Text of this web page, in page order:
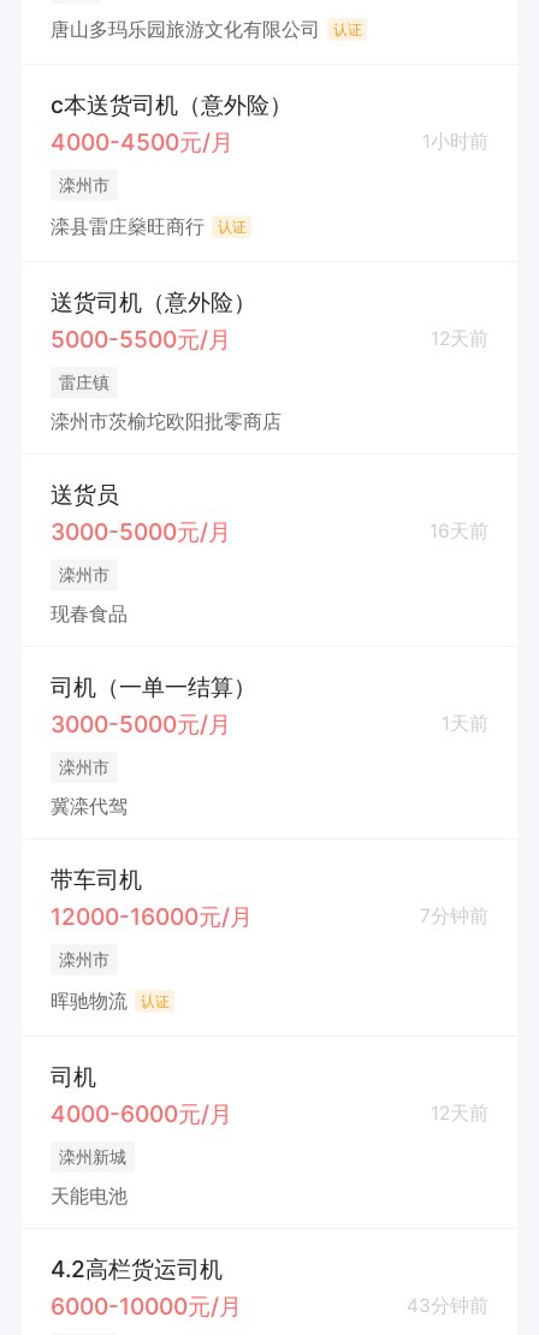
唐山多玛乐园旅游文化有限公司 认证
c本送货司机（意外险）
4000-4500元/月
1小时前
滦州市
滦县雷庄燊旺商行 认证
送货司机（意外险）
5000-5500元/月
12天前
雷庄镇
滦州市茨榆坨欧阳批零商店
送货员
3000-5000元/月
16天前
滦州市
现春食品
司机（一单一结算）
3000-5000元/月
1天前
滦州市
冀滦代驾
带车司机
12000-16000元/月
7分钟前
滦州市
晖驰物流 认证
司机
4000-6000元/月
12天前
滦州新城
天能电池
4.2高栏货运司机
6000-10000元/月
43分钟前